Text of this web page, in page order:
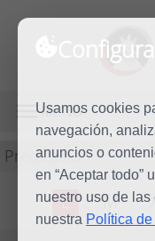
Usamos cookies
navegación,
anuncios o
en “Aceptar todo”
nuestro uso de
nuestra Política
MENÚ
Predicación
L M